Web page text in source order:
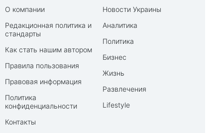
О компании
Редакционная политика и
стандарты
Как стать нашим автором
Правила пользования
Правовая информация
Политика
конфиденциальности
Контакты
Новости Украины
Аналитика
Политика
Бизнес
Жизнь
Развлечения
Lifestyle